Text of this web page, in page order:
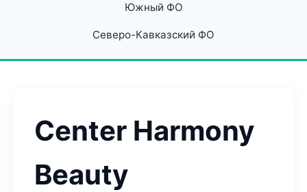
Южный ФО
Северо-Кавказский ФО
Center Harmony
Beauty